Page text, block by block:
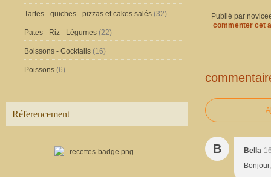
Tartes - quiches - pizzas et cakes salés (32)
Pates - Riz - Légumes (22)
Boissons - Cocktails (16)
Poissons (6)
Réferencement
Publié par
commenter cet
B Bella